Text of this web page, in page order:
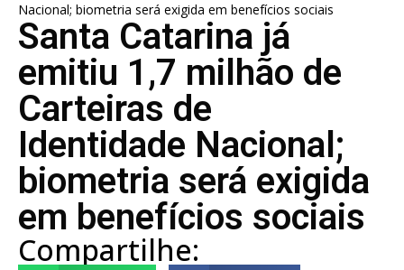
Nacional; biometria será exigida em benefícios sociais
Santa Catarina já
emitiu 1,7 milhão de
Carteiras de
Identidade Nacional;
biometria será exigida
em benefícios sociais
Compartilhe: